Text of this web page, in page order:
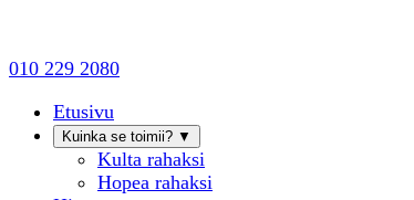
010 229 2080
Etusivu
Kuinka se toimii? ▼
Kulta rahaksi
Hopea rahaksi